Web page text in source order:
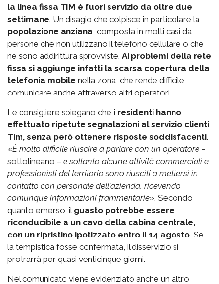
la linea fissa TIM è fuori servizio da oltre due
settimane. Un disagio che colpisce in particolare la
popolazione anziana , composta in molti casi da
persone che non utilizzano il telefono cellulare o che
ne sono addirittura sprovviste. Ai problemi della rete
fissa si aggiunge infatti la scarsa copertura della
telefonia mobile nella zona, che rende difficile
comunicare anche attraverso altri operatori.
Le consigliere spiegano che i residenti hanno
effettuato ripetute segnalazioni al servizio clienti
Tim, senza però ottenere risposte soddisfacenti.
«È molto difficile riuscire a parlare con un operatore –
sottolineano – e soltanto alcune attività commerciali e
professionisti del territorio sono riusciti a mettersi in
contatto con personale dell'azienda, ricevendo
comunque informazioni frammentarie». Secondo
quanto emerso, il guasto potrebbe essere
riconducibile a un cavo della cabina centrale,
con un ripristino ipotizzato entro il 14 agosto. Se
la tempistica fosse confermata, il disservizio si
protrarrà per quasi venticinque giorni.
Nel comunicato viene evidenziato anche un altro